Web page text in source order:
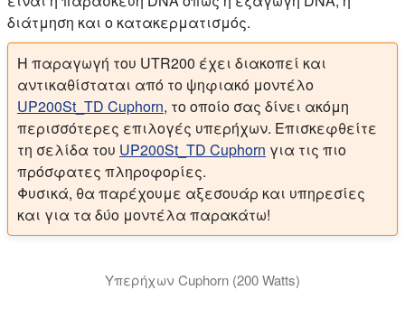
διάτμηση και ο κατακερματισμός.
Η παραγωγή του UTR200 έχει διακοπεί και
αντικαθίσταται από το ψηφιακό μοντέλο
UP200St_TD Cuphorn, το οποίο σας δίνει ακόμη
περισσότερες επιλογές υπερήχων. Επισκεφθείτε
τη σελίδα του UP200St_TD Cuphorn για τις πιο
πρόσφατες πληροφορίες.
Φυσικά, θα παρέχουμε αξεσουάρ και υπηρεσίες
και για τα δύο μοντέλα παρακάτω!
Υπερήχων Cuphorn (200 Watts)